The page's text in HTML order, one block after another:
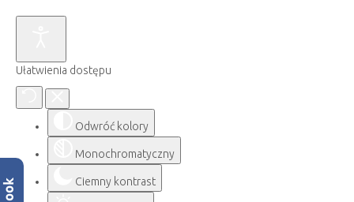
Ułatwienia dostępu
Odwróć kolory
Monochromatyczny
Ciemny kontrast